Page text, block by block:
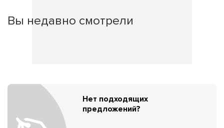
Вы недавно смотрели
Нет подходящих
предложений?